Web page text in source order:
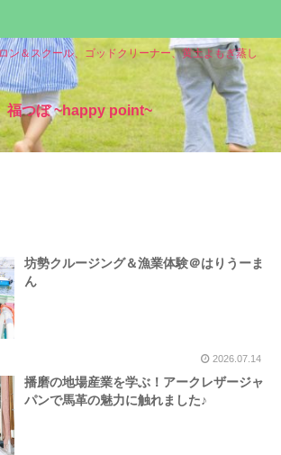
ン＆スクール、ゴッドクリーナー、黄土よもぎ蒸し
福つぼ ~happy point~
坊勢クルージング＆漁業体験＠はりうーま
ん
2026.07.14
播磨の地場産業を学ぶ！アークレザージャ
パンで馬革の魅力に触れました♪